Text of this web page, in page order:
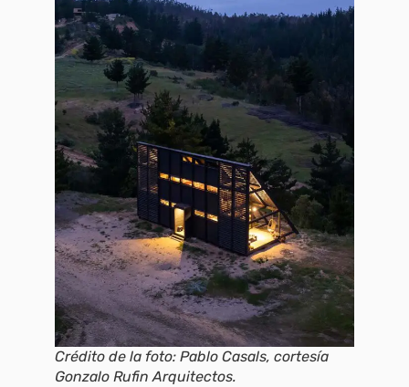
Crédito de la foto: Pablo Casals, cortesía
Gonzalo Rufin Arquitectos.